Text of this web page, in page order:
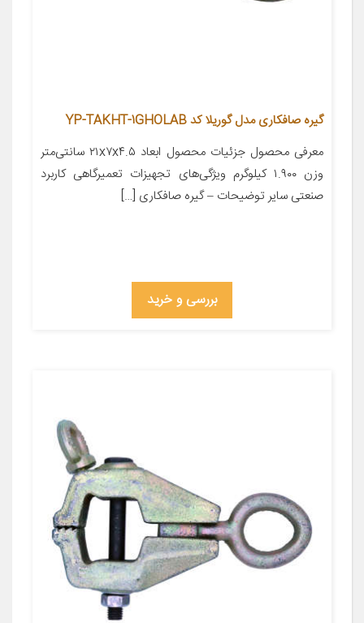
گیره صافکاری مدل گوریلا کد YP-TAKHT-1GHOLAB
معرفی محصول جزئیات محصول ابعاد ۲۱x۷x۴.۵ سانتی‌متر
وزن ۱.۹۰۰ کیلوگرم ویژگی‌های تجهیزات تعمیرگاهی کاربرد
صنعتی سایر توضیحات – گیره صافکاری […]
بررسی و خرید